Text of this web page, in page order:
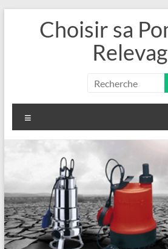
Choisir sa